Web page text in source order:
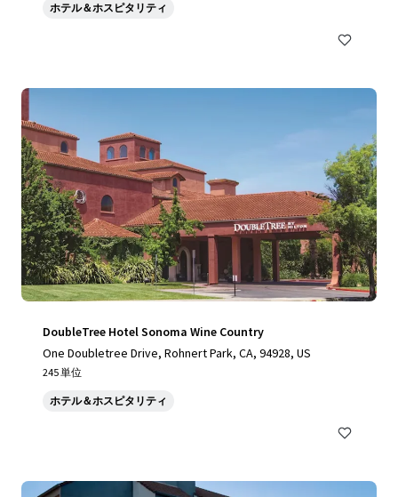
ホテル＆ホスピタリティ
DoubleTree Hotel Sonoma Wine Country
One Doubletree Drive, Rohnert Park, CA, 94928, US
245 単位
ホテル＆ホスピタリティ